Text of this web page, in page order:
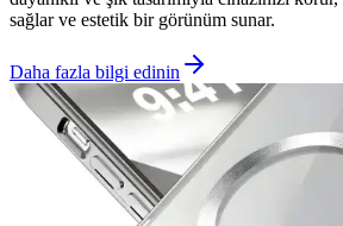
sağlar ve estetik bir görünüm sunar.
Daha fazla bilgi edinin